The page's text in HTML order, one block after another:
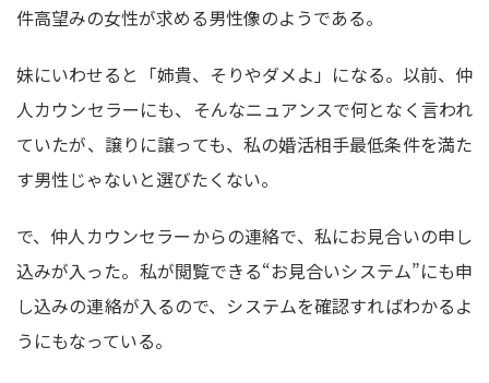
件高望みの女性が求める男性像のようである。
妹にいわせると「姉貴、そりやダメよ」になる。以前、仲
人カウンセラーにも、そんなニュアンスで何となく言われ
ていたが、譲りに譲っても、私の婚活相手最低条件を満た
す男性じゃないと選びたくない。
で、仲人カウンセラーからの連絡で、私にお見合いの申し
込みが入った。私が閲覧できる“お見合いシステム”にも申
し込みの連絡が入るので、システムを確認すればわかるよ
うにもなっている。